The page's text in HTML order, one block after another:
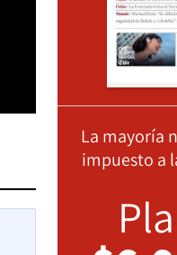
La mayoría
impuesto a